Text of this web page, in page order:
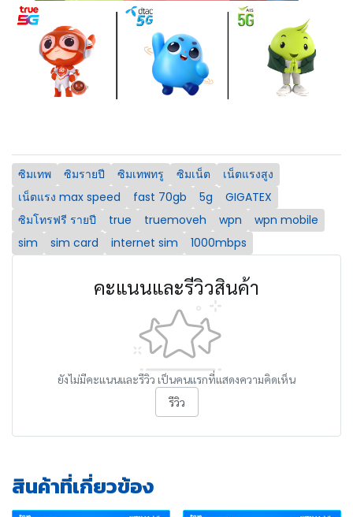
ซิมเทพ ซิมรายปี ซิมเทพทรู ซิมเน็ต
เน็ตแรงสูง
เน็ตแรง max speed
fast 70gb 5g
GIGATEX
ซิมโทรฟรี รายปี
true truemoveh wpn
wpn mobile
sim
sim card internet sim 1000mbps
คะแนนและรีวิวสินค้า
ยังไม่มีคะแนนและรีวิว เป็นคนแรกที่แสดงความคิดเห็น
รีวิว
สินค้าที่เกี่ยวข้อง